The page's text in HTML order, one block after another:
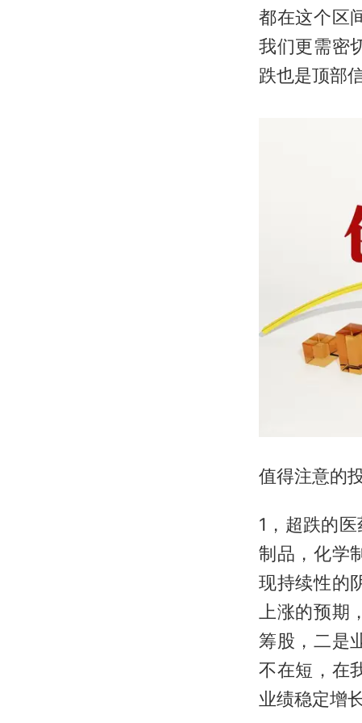
都在这个区
我们更需密
跌也是顶部信
值得注意的
1，超跌的
制品，化学
现持续性的
上涨的预
筹股，二是
不在短，在
业绩稳定增